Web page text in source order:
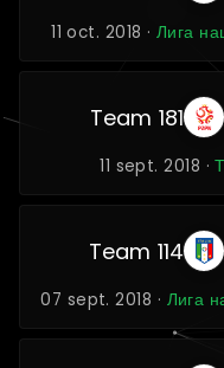
11 oct. 2018 · Лига
Team 181
11 sept. 2018 ·
Team 114
07 sept. 2018 · Лига